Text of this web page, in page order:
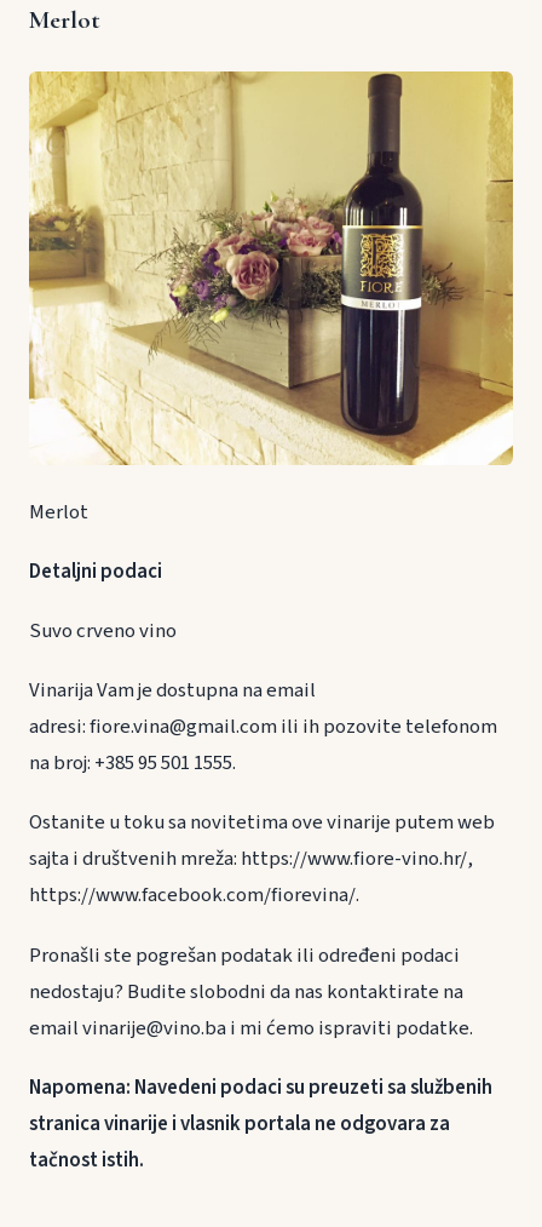
Merlot
Merlot
Detaljni podaci
Suvo crveno vino
Vinarija Vam je dostupna na email
adresi: fiore.vina@gmail.com ili ih pozovite telefonom
na broj: +385 95 501 1555.
Ostanite u toku sa novitetima ove vinarije putem web
sajta i društvenih mreža: https://www.fiore-vino.hr/,
https://www.facebook.com/fiorevina/.
Pronašli ste pogrešan podatak ili određeni podaci
nedostaju? Budite slobodni da nas kontaktirate na
email vinarije@vino.ba i mi ćemo ispraviti podatke.
Napomena: Navedeni podaci su preuzeti sa službenih
stranica vinarije i vlasnik portala ne odgovara za
tačnost istih.